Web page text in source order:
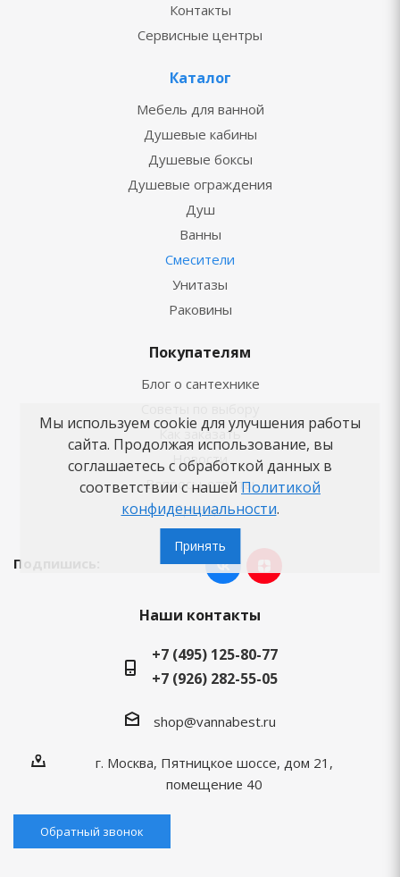
Контакты
Сервисные центры
Каталог
Мебель для ванной
Душевые кабины
Душевые боксы
Душевые ограждения
Душ
Ванны
Смесители
Унитазы
Раковины
Покупателям
Блог о сантехнике
Как заказать
Новости
Вопросы-ответы
Бренды
Подпишись:
Наши контакты
+7 (495) 125-80-77
+7 (926) 282-55-05
shop@vannabest.ru
г. Москва, Пятницкое шоссе, дом 21,
помещение 40
Обратный звонок
Мы используем cookie для улучшения работы
сайта. Продолжая использование, вы
соглашаетесь с обработкой данных в
соответствии с нашей Политикой
конфиденциальности.
Принять